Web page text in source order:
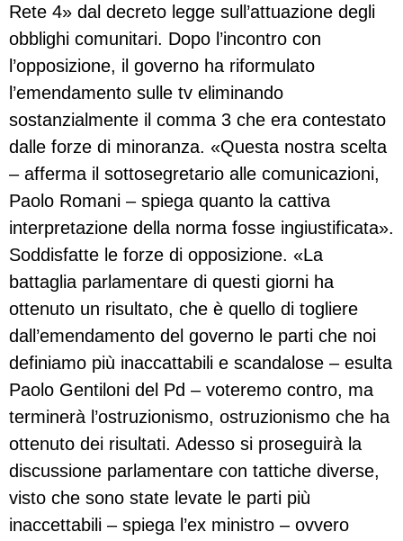
Rete 4» dal decreto legge sull’attuazione degli
obblighi comunitari. Dopo l’incontro con
l’opposizione, il governo ha riformulato
l’emendamento sulle tv eliminando
sostanzialmente il comma 3 che era contestato
dalle forze di minoranza. «Questa nostra scelta
– afferma il sottosegretario alle comunicazioni,
Paolo Romani – spiega quanto la cattiva
interpretazione della norma fosse ingiustificata».
Soddisfatte le forze di opposizione. «La
battaglia parlamentare di questi giorni ha
ottenuto un risultato, che è quello di togliere
dall’emendamento del governo le parti che noi
definiamo più inaccattabili e scandalose – esulta
Paolo Gentiloni del Pd – voteremo contro, ma
terminerà l’ostruzionismo, ostruzionismo che ha
ottenuto dei risultati. Adesso si proseguirà la
discussione parlamentare con tattiche diverse,
visto che sono state levate le parti più
inaccettabili – spiega l’ex ministro – ovvero